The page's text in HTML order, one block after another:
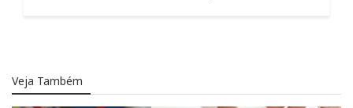
Veja Também